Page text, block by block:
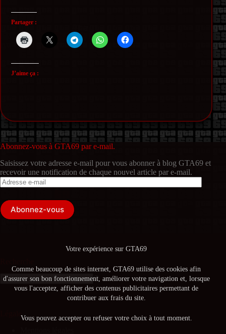
Votre expérience sur GTA69
Comme beaucoup de sites internet, GTA69 utilise des cookies afin
d'assurer son bon fonctionnement, améliorer votre navigation et, lorsque
vous l'acceptez, afficher des contenus publicitaires permettant de
contribuer aux frais du site.
Vous pouvez accepter ou refuser votre choix à tout moment.
Partager :
J’aime ça :
Abonnez-vous à GTA69 par e-mail.
Saisissez votre adresse e-mail pour vous abonner à blog GTA69 et
recevoir une notification de chaque nouvel article par e-mail.
Adresse
e-
Abonnez-vous
Aucun
Légale